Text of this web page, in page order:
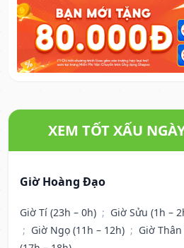
XEM TỐT XẤU
Giờ Hoàng Đạo
Giờ Tí (23h – 0h) ; Giờ Sửu (1h –
; Giờ Ngọ (11h – 12h) ; Giờ